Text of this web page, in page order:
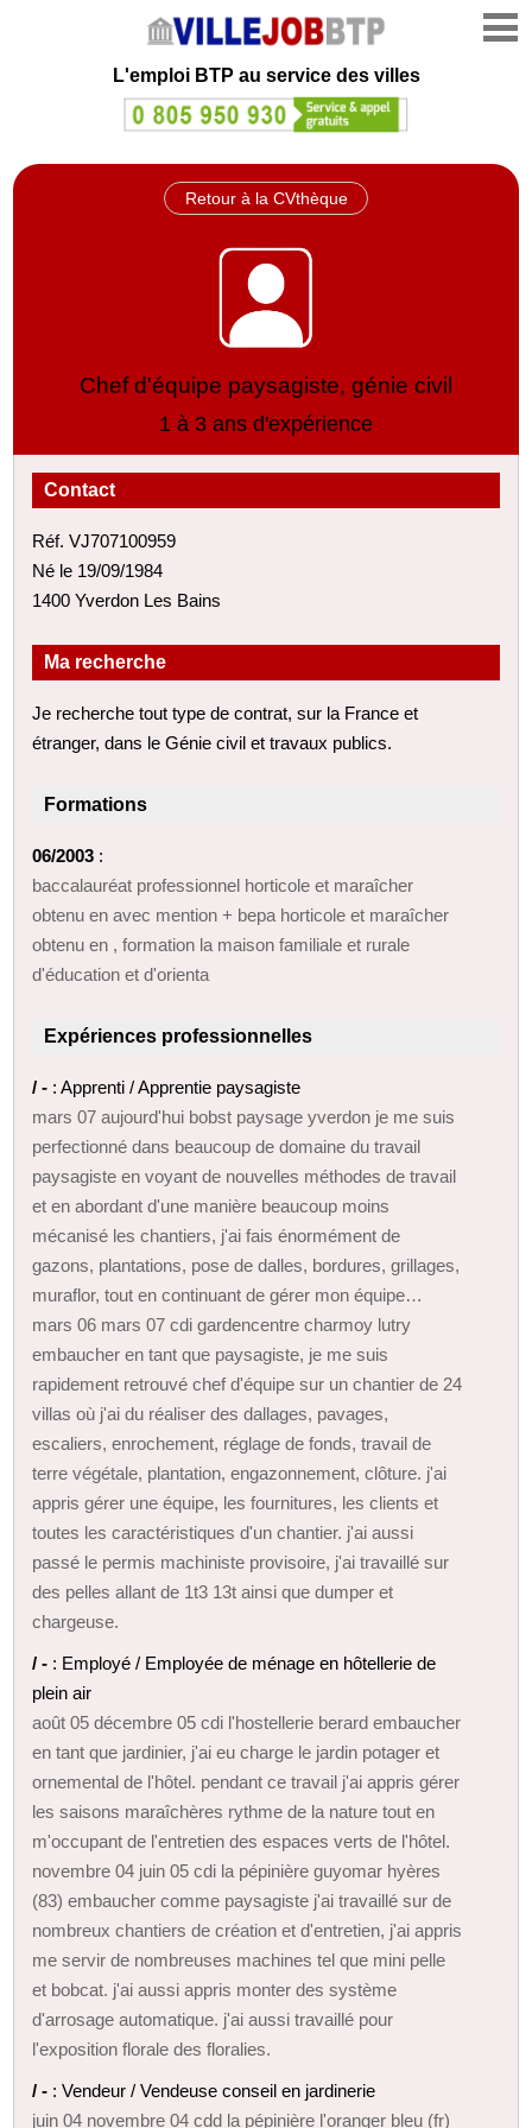
L'emploi BTP au service des villes
Retour à la CVthèque
Chef d'équipe paysagiste, génie civil
1 à 3 ans d'expérience
Contact
Réf. VJ707100959
Né le 19/09/1984
1400 Yverdon Les Bains
Ma recherche
Je recherche tout type de contrat, sur la France et
étranger, dans le Génie civil et travaux publics.
Formations
06/2003 :
baccalauréat professionnel horticole et maraîcher
obtenu en avec mention + bepa horticole et maraîcher
obtenu en , formation la maison familiale et rurale
d'éducation et d'orienta
Expériences professionnelles
/ - : Apprenti / Apprentie paysagiste
mars 07 aujourd'hui bobst paysage yverdon je me suis
perfectionné dans beaucoup de domaine du travail
paysagiste en voyant de nouvelles méthodes de travail
et en abordant d'une manière beaucoup moins
mécanisé les chantiers, j'ai fais énormément de
gazons, plantations, pose de dalles, bordures, grillages,
muraflor, tout en continuant de gérer mon équipe…
mars 06 mars 07 cdi gardencentre charmoy lutry
embaucher en tant que paysagiste, je me suis
rapidement retrouvé chef d'équipe sur un chantier de 24
villas où j'ai du réaliser des dallages, pavages,
escaliers, enrochement, réglage de fonds, travail de
terre végétale, plantation, engazonnement, clôture. j'ai
appris gérer une équipe, les fournitures, les clients et
toutes les caractéristiques d'un chantier. j'ai aussi
passé le permis machiniste provisoire, j'ai travaillé sur
des pelles allant de 1t3 13t ainsi que dumper et
chargeuse.
/ - : Employé / Employée de ménage en hôtellerie de
plein air
août 05 décembre 05 cdi l'hostellerie berard embaucher
en tant que jardinier, j'ai eu charge le jardin potager et
ornemental de l'hôtel. pendant ce travail j'ai appris gérer
les saisons maraîchères rythme de la nature tout en
m'occupant de l'entretien des espaces verts de l'hôtel.
novembre 04 juin 05 cdi la pépinière guyomar hyères
(83) embaucher comme paysagiste j'ai travaillé sur de
nombreux chantiers de création et d'entretien, j'ai appris
me servir de nombreuses machines tel que mini pelle
et bobcat. j'ai aussi appris monter des système
d'arrosage automatique. j'ai aussi travaillé pour
l'exposition florale des floralies.
/ - : Vendeur / Vendeuse conseil en jardinerie
juin 04 novembre 04 cdd la pépinière l'oranger bleu (fr)